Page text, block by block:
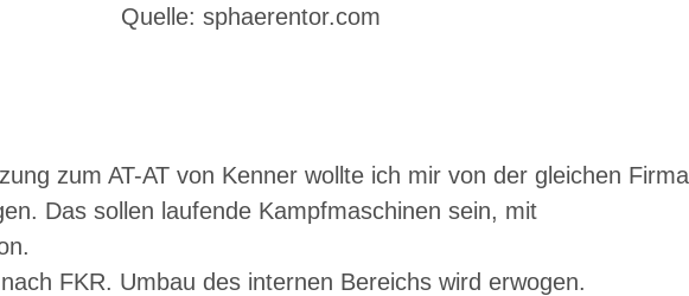
Quelle: sphaerentor.com
zum AT-AT von Kenner wollte ich mir von der gleichen Firma
Das sollen laufende Kampfmaschinen sein, mit
FKR. Umbau des internen Bereichs wird erwogen.